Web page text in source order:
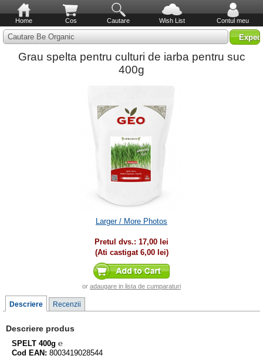
Home Cos Cautare Wish List Contul meu
Cautare Be Organic
Grau spelta pentru culturi de iarba pentru suc
400g
Larger / More Photos
Pretul dvs.: 17,00 lei
(Ati castigat 6,00 lei)
or adaugare in lista de cumparaturi
Descriere Recenzii
Descriere produs
SPELT 400g ℮
Cod EAN: 8003419028544